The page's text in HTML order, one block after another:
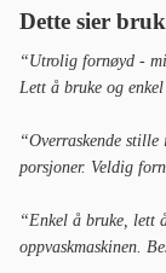
Dette sier
“Utrolig fornøyd -
Lett å bruke og
“Overraskende
porsjoner. Veldig
“Enkel å bruke, lett
oppvaskmaskinen.